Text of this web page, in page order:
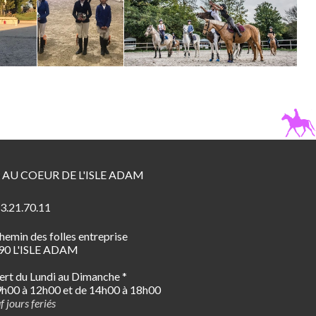
AU COEUR DE L'ISLE ADAM
des folles entreprise
L'ISLE ADAM
du Lundi au Dimanche *
à 12h00 et de 14h00 à 18h00
jours feriés